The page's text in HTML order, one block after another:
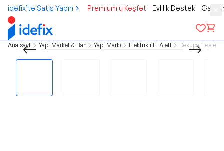
idefix’te Satış Yapın Premium'u Keşfet Evlilik Destek
Ana sayfa Yapı Market & Bahçe Yapı Market Elektrikli El Aletleri Dekupaj Testere